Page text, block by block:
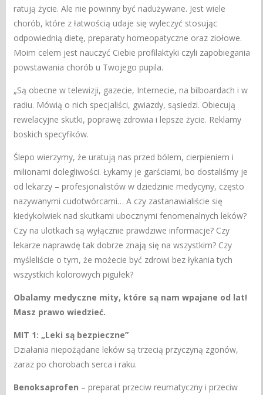
ratują życie. Ale nie powinny być nadużywane. Jest wiele
chorób, które z łatwością udaje się wyleczyć stosując
odpowiednią dietę, preparaty homeopatyczne oraz ziołowe.
Moim celem jest nauczyć Ciebie profilaktyki czyli zapobiegania
powstawania chorób u Twojego pupila.
„Są obecne w telewizji, gazecie, Internecie, na bilboardach i w
radiu. Mówią o nich specjaliści, gwiazdy, sąsiedzi. Obiecują
rewelacyjne skutki, poprawę zdrowia i lepsze życie. Reklamy
boskich specyfików.
Ślepo wierzymy, że uratują nas przed bólem, cierpieniem i
milionami dolegliwości. Łykamy je garściami, bo dostaliśmy je
od lekarzy – profesjonalistów w dziedzinie medycyny, często
nazywanymi cudotwórcami… A czy zastanawialiście się
kiedykolwiek nad skutkami ubocznymi fenomenalnych leków?
Czy na ulotkach są wyłącznie prawdziwe informacje? Czy
lekarze naprawdę tak dobrze znają się na wszystkim? Czy
myśleliście o tym, że możecie być zdrowi bez łykania tych
wszystkich kolorowych pigułek?
Obalamy medyczne mity, które są nam wpajane od lat!
Masz prawo wiedzieć.
MIT 1: „Leki są bezpieczne”
Działania niepożądane leków są trzecią przyczyną zgonów,
zaraz po chorobach serca i raku.
Benoksaprofen – preparat przeciw reumatyczny i przeciw